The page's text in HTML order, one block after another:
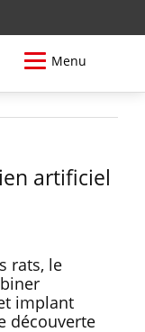
Menu
artificiel
rats, le
implant
découverte